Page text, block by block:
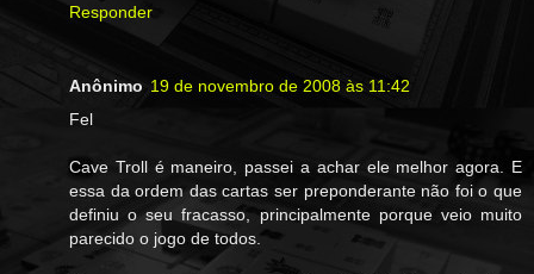
Responder
Anônimo 19 de novembro de 2008 às 11:42
Fel
Cave Troll é maneiro, passei a achar ele melhor agora. E
essa da ordem das cartas ser preponderante não foi o que
definiu o seu fracasso, principalmente porque veio muito
parecido o jogo de todos.